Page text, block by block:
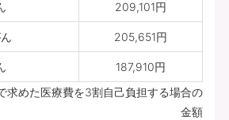
209,101円
205,651円
187,910円
求めた医療費を3割自己負担する場合の
金額